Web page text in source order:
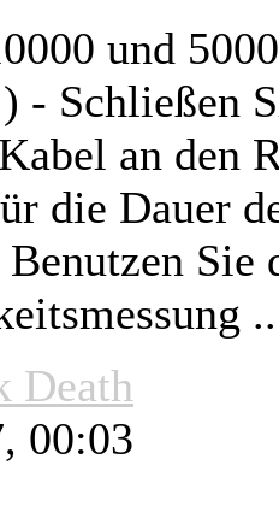
und
- Schließen
an den
die Dauer
Sie
Death
00:03